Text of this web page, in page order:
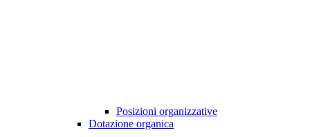
Posizioni organizzative
Dotazione organica